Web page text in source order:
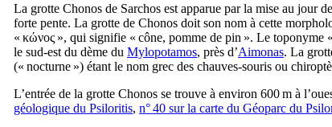
La grotte Chonos de Sarchos est apparue par la mise au jour
forte pente. La grotte de Chonos doit son nom à cette
« κώνος », qui signifie « cône, pomme de pin ». Le toponyme
le sud-est du dème du Mylopotamos, près d’Aimonas. La
(« nocturne ») étant le nom grec des chauves-souris ou
L’entrée de la grotte Chonos se trouve à environ 600 m à
géologique du Psiloritis, n° 40 sur la carte du Géoparc du